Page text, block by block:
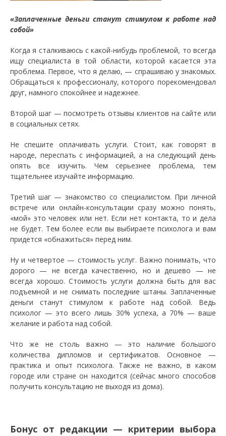
«Заплаченные деньги станут стимулом к работе над
собой»
Когда я сталкиваюсь с какой-нибудь проблемой, то всегда
ищу специалиста в той области, которой касается эта
проблема. Первое, что я делаю, — спрашиваю у знакомых.
Обращаться к профессионалу, которого порекомендовал
друг, намного спокойнее и надежнее.
Второй шаг — посмотреть отзывы клиентов на сайте или
в социальных сетях.
Не спешите оплачивать услуги. Стоит, как говорят в
народе, переспать с информацией, а на следующий день
опять все изучить. Чем серьезнее проблема, тем
тщательнее изучайте информацию.
Третий шаг — знакомство со специалистом. При личной
встрече или онлайн-консультации сразу можно понять,
«мой» это человек или нет. Если нет контакта, то и дела
не будет. Тем более если вы выбираете психолога и вам
придется «обнажиться» перед ним.
Ну и четвертое — стоимость услуг. Важно понимать, что
дорого — не всегда качественно, но и дешево — не
всегда хорошо. Стоимость услуги должна быть для вас
подъемной и не снимать последние штаны. Заплаченные
деньги станут стимулом к работе над собой. Ведь
психолог — это всего лишь 30% успеха, а 70% — ваше
желание и работа над собой.
Что же не столь важно — это наличие большого
количества дипломов и сертификатов. Основное —
практика и опыт психолога. Также не важно, в каком
городе или стране он находится (сейчас много способов
получить консультацию не выходя из дома).
Бонус от редакции — критерии выбора